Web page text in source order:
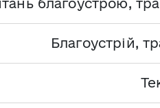
благоустрою,
Благоустрій,